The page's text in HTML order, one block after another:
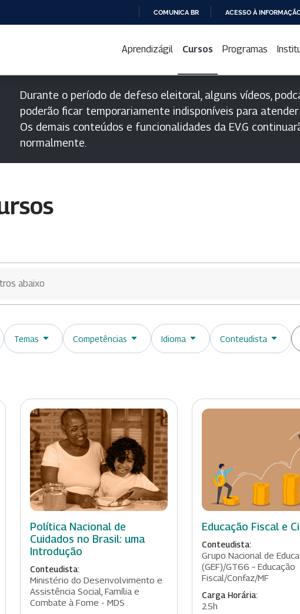
PARA
CONTEÚDO
COMUNICA BR ACESSO À
Aprendizágil Cursos Programas
Durante o período de defeso eleitoral, alguns vídeos,
poderão ficar temporariamente indisponíveis para
Os demais conteúdos e funcionalidades da EV.G
normalmente.
Temas Competências Idioma Conteudista
Política Nacional de
Cuidados no Brasil: uma
Introdução
Conteudista:
Ministério do Desenvolvimento e
Assistência Social, Família e
Combate à Fome - MDS
Educação Fiscal e
Conteudista:
Grupo Nacional de
(GEF)/GT66 – Educação
Fiscal/Confaz/MF
Carga Horária:
25h